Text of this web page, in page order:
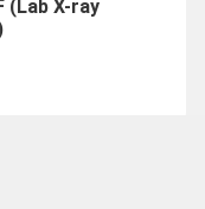
(Lab X-ray